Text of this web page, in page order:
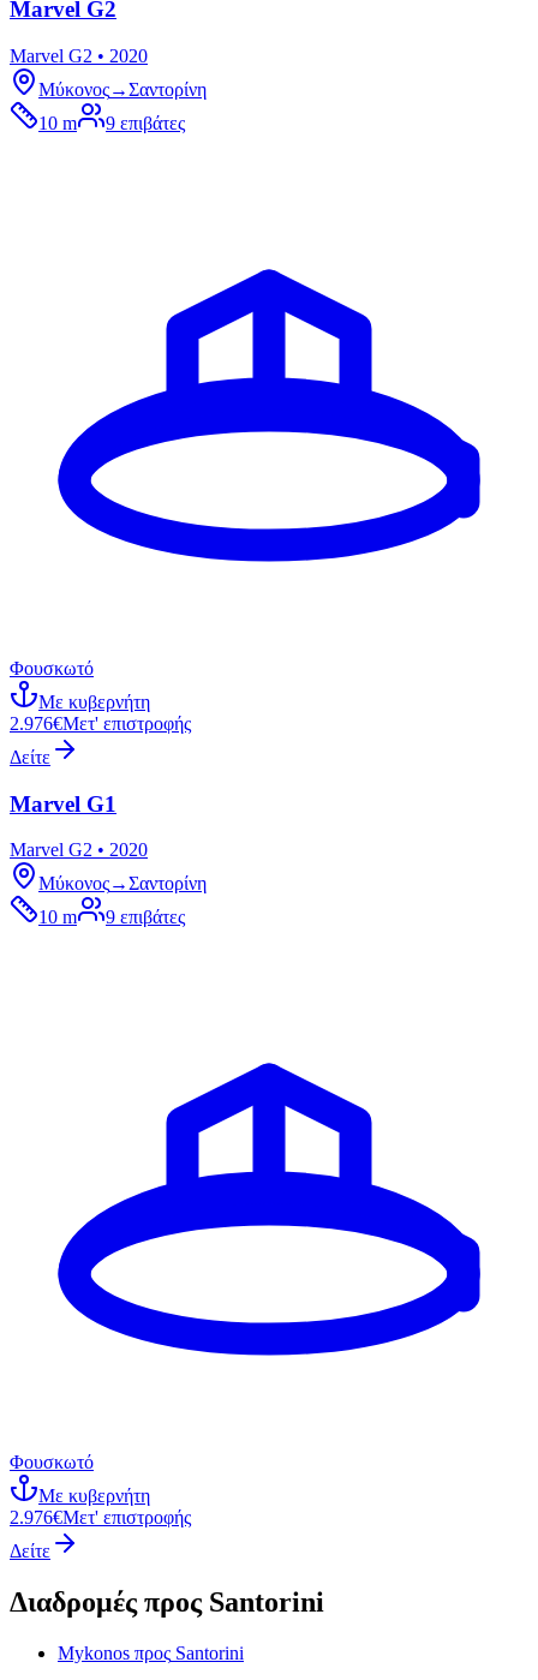
Marvel G2
Marvel G2 • 2020
Μύκονος→Σαντορίνη
10 m
9 επιβάτες
Φουσκωτό
Με κυβερνήτη
2.976€Μετ' επιστροφής
Δείτε
Marvel G1
Marvel G2 • 2020
Μύκονος→Σαντορίνη
10 m
9 επιβάτες
Φουσκωτό
Με κυβερνήτη
2.976€Μετ' επιστροφής
Δείτε
Διαδρομές προς Santorini
Mykonos προς Santorini